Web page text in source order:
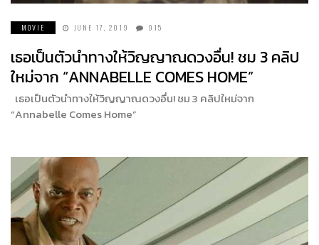
MOVIE JUNE 17, 2019 915
เธอเป็นตัวนำทางให้วิญญาณดวงอื่น! ชม 3 คลิป
ใหม่จาก “ANNABELLE COMES HOME”
เธอเป็นตัวนำทางให้วิญญาณดวงอื่น! ชม 3 คลิปใหม่จาก
“Annabelle Comes Home”